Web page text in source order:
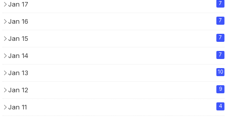
Jan 17 7
Jan 16 7
Jan 15 7
Jan 14 7
Jan 13 10
Jan 12 9
Jan 11 4